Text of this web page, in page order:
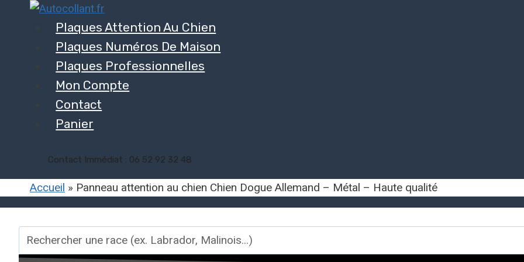
Plaques Attention Au Chien
Plaques Numéros De Maison
Plaques Professionnelles
Mon Compte
Contact
Panier
Contact Immédiat : 06 52 92 32 48
Accueil » Panneau attention au chien Chien Dogue Allemand – Métal – Haute qualité
Rechercher